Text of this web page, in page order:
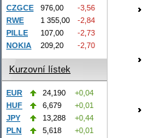
CZGCE
976,00
-3,56
RWE
1 355,00
-2,84
PILLE
107,00
-2,73
NOKIA
209,20 -2,70
Kurzovní lístek
EUR 24,190
+0,04
HUF
6,679
+0,01
JPY
13,288
+0,44
PLN
5,618
+0,01